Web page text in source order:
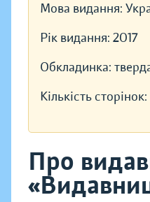
Мова видання:
Рік видання: 2017
Обкладинка:
Кількість сторінок:
Про